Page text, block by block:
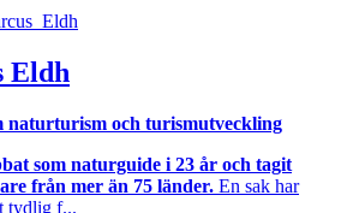
Eldh
naturturism och turismutveckling
som naturguide i 23 år och tagit
från mer än 75 länder. En sak har
tydlig f...